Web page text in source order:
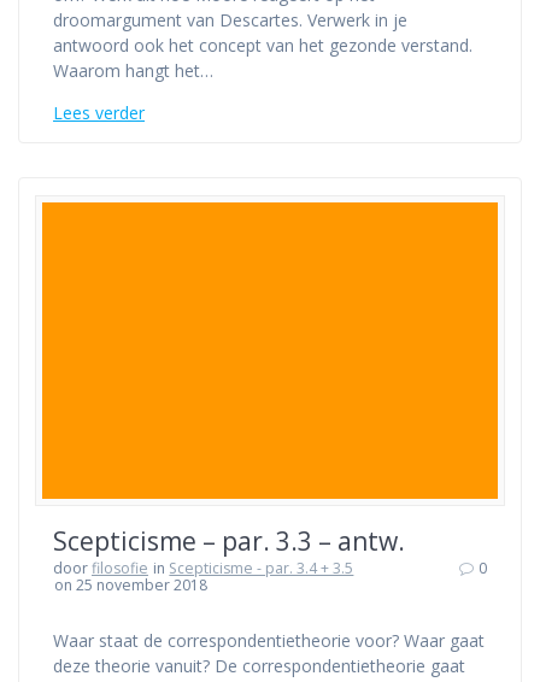
droomargument van Descartes. Verwerk in je
antwoord ook het concept van het gezonde verstand.
Waarom hangt het…
Lees verder
Scepticisme – par. 3.3 – antw.
doorfilosofie in Scepticisme - par. 3.4 + 3.5
on 25 november 2018
0
Waar staat de correspondentietheorie voor? Waar gaat
deze theorie vanuit? De correspondentietheorie gaat